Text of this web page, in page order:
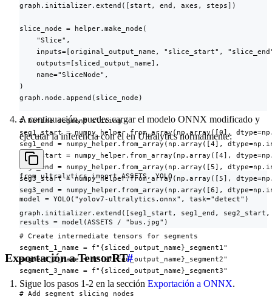
graph.initializer.extend([start, end, axes, steps])
slice_node = helper.make_node(
    "Slice",
inputs=[original_output_name, "slice_start",
    outputs=[sliced_output_name],
    name="SliceNode",
)
graph.node.append(slice_node)
# Define segment slicing
seg1_start = numpy_helper.from_array(np.array([0],
seg1_end = numpy_helper.from_array(np.array([4],
seg2_start = numpy_helper.from_array(np.array([4],
seg2_end = numpy_helper.from_array(np.array([5],
seg3_start = numpy_helper.from_array(np.array([5],
seg3_end = numpy_helper.from_array(np.array([6],
graph.initializer.extend([seg1_start, seg1_end, seg2_start,
# Create intermediate tensors for segments
segment_1_name = f"{sliced_output_name}_segment1"
segment_2_name = f"{sliced_output_name}_segment2"
segment_3_name = f"{sliced_output_name}_segment3"
# Add segment slicing nodes
A continuación, puedes cargar el modelo ONNX modificado y
ejecutar la inferencia con él en Ultralytics normalmente:
from ultralytics import ASSETS, YOLO
model = YOLO("yolov7-ultralytics.onnx", task="detect")
results = model(ASSETS / "bus.jpg")
Exportación a TensorRT#
Sigue los pasos 1-2 en la sección Exportación a ONNX.